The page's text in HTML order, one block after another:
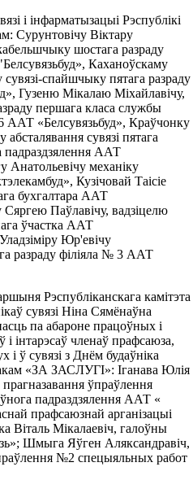
і інфарматызацыі Рэспублікі
Сурунтовічу Віктару
шостага разраду
Каханоўскаму
сувязі-спайшчыку пятага разраду
Гузеню Мікалаю Міхайлавічу,
першага класа службы
ААТ «Белсувязьбуд», Краўчонку
сувязі пятага
падраздзялення ААТ
Анатольевічу механіку
Кузічовай Таісіе
бухгалтара ААТ
Паўлавічу, вадзіцелю
ўчастка ААТ
Юр'евічу
разраду філіяла № 3 ААТ
Рэспубліканскага камітэта
сувязі Ніна Сямёнаўна
па абароне працоўных і
інтарэсаў членаў прафсаюза,
ў сувязі з Днём будаўніка
«ЗА ЗАСЛУГI»: Іганава Юлія
ўпраўлення
падраздзялення ААТ «
прафсаюзнай арганізацыі
Віталь Мікалаевіч, галоўны
Шмыга Яўген Аляксандравіч,
№2 спецыяльных работ